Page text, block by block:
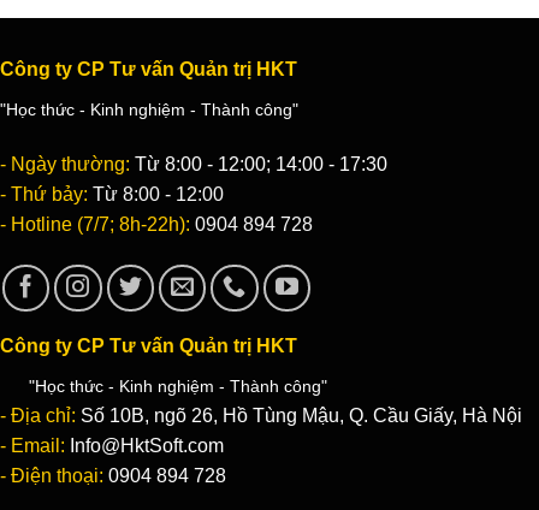
Công ty CP Tư vấn Quản trị HKT
"Học thức - Kinh nghiệm - Thành công"
- Ngày thường: Từ 8:00 - 12:00; 14:00 - 17:30
- Thứ bảy: Từ 8:00 - 12:00
- Hotline (7/7; 8h-22h): 0904 894 728
Công ty CP Tư vấn Quản trị HKT
"Học thức - Kinh nghiệm - Thành công"
- Địa chỉ: Số 10B, ngõ 26, Hồ Tùng Mậu, Q. Cầu Giấy, Hà Nội
- Email: Info@HktSoft.com
- Điện thoại: 0904 894 728